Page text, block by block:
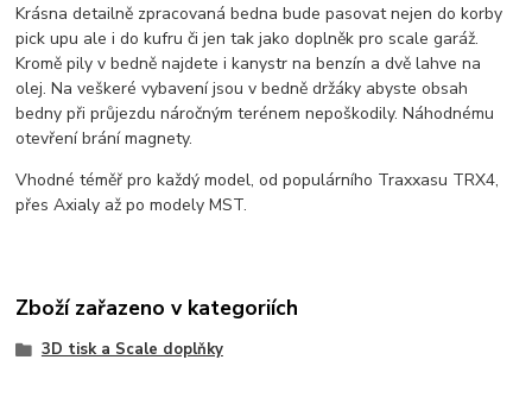
Krásna detailně zpracovaná bedna bude pasovat nejen do korby
pick upu ale i do kufru či jen tak jako doplněk pro scale garáž.
Kromě pily v bedně najdete i kanystr na benzín a dvě lahve na
olej. Na veškeré vybavení jsou v bedně držáky abyste obsah
bedny při průjezdu náročným terénem nepoškodily. Náhodnému
otevření brání magnety.
Vhodné téměř pro každý model, od populárního Traxxasu TRX4,
přes Axialy až po modely MST.
Zboží zařazeno v kategoriích
3D tisk a Scale doplňky